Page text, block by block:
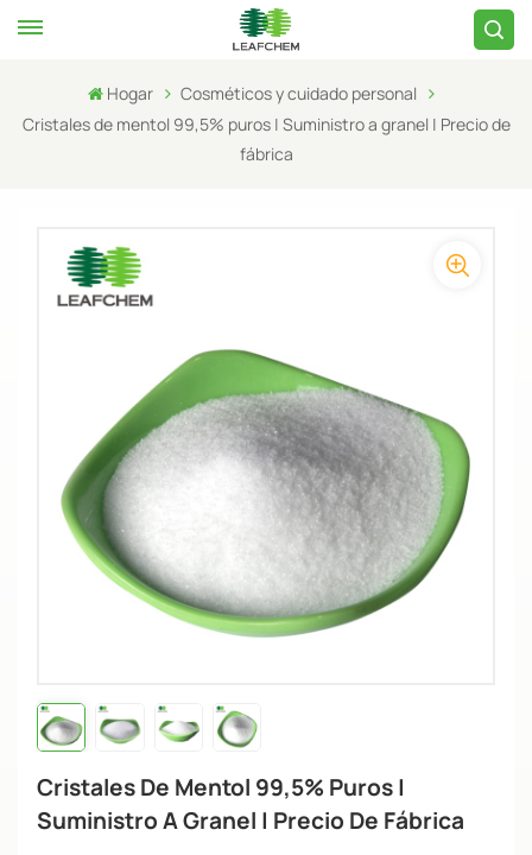
Hogar
Cosméticos y cuidado personal
Cristales de mentol 99,5% puros | Suministro a granel | Precio de
fábrica
Cristales De Mentol 99,5% Puros |
Suministro A Granel | Precio De Fábrica